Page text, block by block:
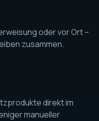
oder vor Ort –
zusammen.
direkt im
manueller